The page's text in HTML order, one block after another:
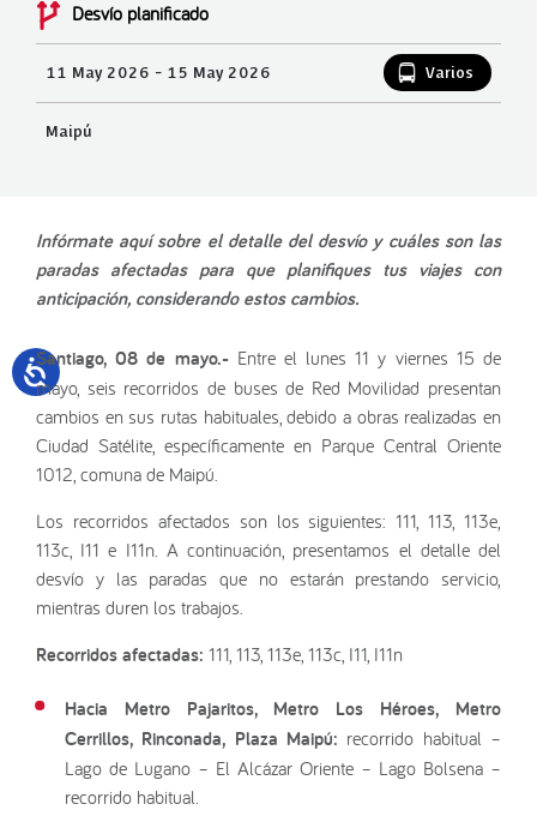
Desvío planificado
11 May 2026 - 15 May 2026 Varios
Maipú
Infórmate aquí sobre el detalle del desvío y cuáles son las
paradas afectadas para que planifiques tus viajes con
anticipación, considerando estos cambios.
Santiago, 08 de mayo.-Entre el lunes 11 y viernes 15 de
mayo, seis recorridos de buses de Red Movilidad presentan
cambios en sus rutas habituales, debido a obras realizadas en
Ciudad Satélite, específicamente en Parque Central Oriente
1012, comuna de Maipú.
Los recorridos afectados son los siguientes: 111, 113, 113e,
113c, I11 e I11n. A continuación, presentamos el detalle del
desvío y las paradas que no estarán prestando servicio,
mientras duren los trabajos.
Recorridos afectadas: 111, 113, 113e, 113c, I11, I11n
Hacia Metro Pajaritos, Metro Los Héroes, Metro
Cerrillos, Rinconada, Plaza Maipú: recorrido habitual –
Lago de Lugano – El Alcázar Oriente – Lago Bolsena –
recorrido habitual.